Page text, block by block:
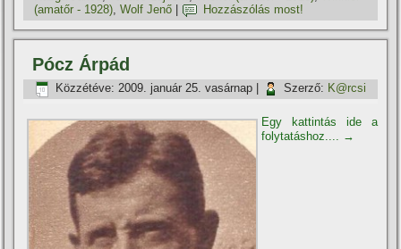
(amatőr - 1928),Wolf Jenő Hozzászólás most!
Pócz Árpád
Közzétéve: 2009. január 25. vasárnap Szerző: K@rcsi
Egy kattintás ide a
folytatáshoz.... →